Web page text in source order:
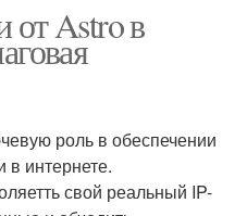
от Astro в
роль в обеспечении
в интернете.
свой реальный IP-